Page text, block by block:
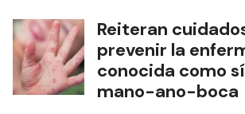
Reiteran
prevenir la
conocida como
mano-ano-boca